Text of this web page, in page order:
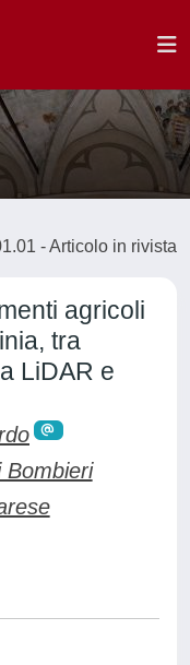
- Articolo in rivista
agricoli
tra
LiDAR e
Bombieri